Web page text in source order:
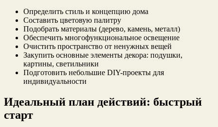
Определить стиль и концепцию дома
Составить цветовую палитру
Подобрать материалы (дерево, камень, металл)
Обеспечить многофункциональное освещение
Очистить пространство от ненужных вещей
Закупить основные элементы декора: подушки,
картины, светильники
Подготовить небольшие DIY-проекты для
индивидуальности
Идеальный план действий: быстрый
старт